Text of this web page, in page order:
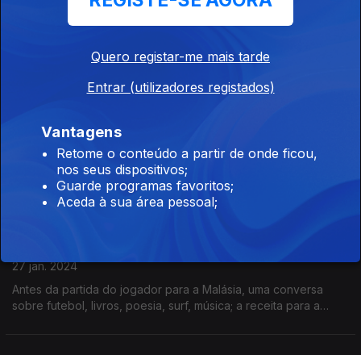
É fotógrafo e músico, realizador de vídeo-clips. Trabalhou em
bandas mais relevantes do Porto.
São uma dupla: nas artes e na vida. Nas vésperas de
apresentação do espetáculo «Louise Michel», falam-nos da
música que os apaixona, de como se apaixonaram, da criação
27 jan. 2024
Antes da partida do jogador para a Malásia, uma conversa
sobre futebol, livros, poesia, surf, música; a receita para a
Quero registar-me mais tarde
Entrar (utilizadores registados)
Vantagens
Retome o conteúdo a partir de onde ficou,
nos seus dispositivos;
Guarde programas favoritos;
Aceda à sua área pessoal;